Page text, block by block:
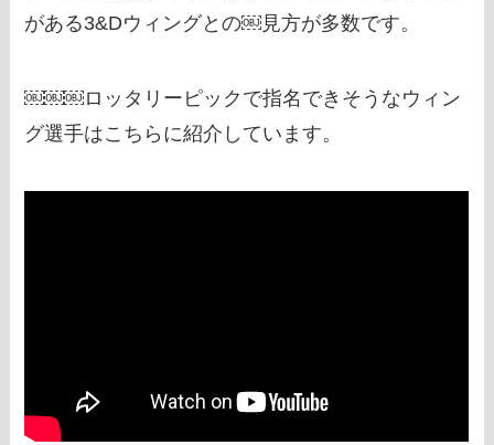
がある3&Dウィングとの￼見方が多数です。
￼￼￼ロッタリーピックで指名できそうなウィン
グ選手はこちらに紹介しています。